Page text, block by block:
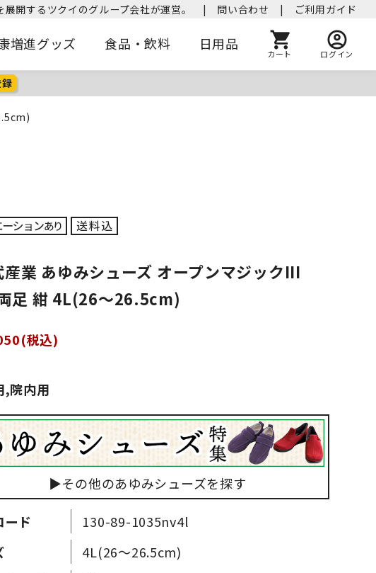
開するツクイのグループ会社が運営。 | 問い合わせ | ご利用ガイド
増進グッズ 食品・飲料 日用品
カート ログイン
,院内用
産業 あゆみシューズ オープンマジックIII
足 紺 4L(26～26.5cm)
税込)
ード
130-89-1035nv4l
4L(26～26.5cm)
▶その他のあゆみシューズを探す